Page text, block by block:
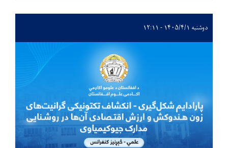
دوشنبه ۱۴۰۵/۴/۱ - ۱۲:۱۱